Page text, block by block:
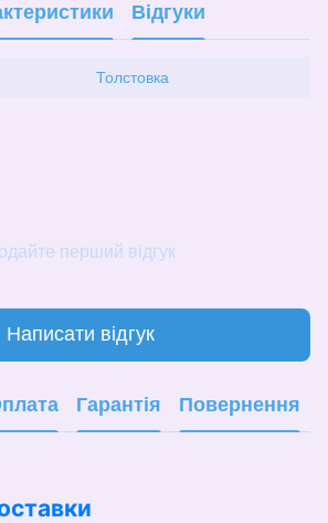
Відгуки
Толстовка
перший відгук
Написати відгук
Гарантія Повернення